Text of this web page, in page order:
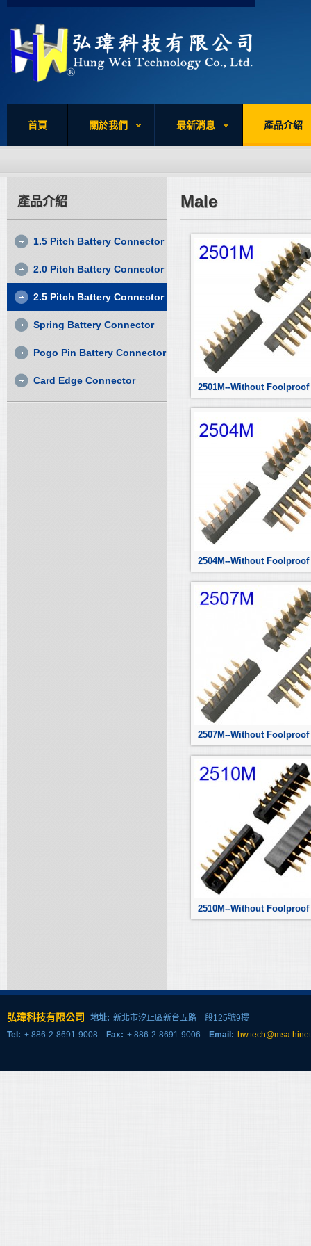
首頁 關於我們 最新消息 產品介紹
產品介紹
1.5 Pitch Battery Connector
2.0 Pitch Battery Connector
2.5 Pitch Battery Connector
Spring Battery Connector
Pogo Pin Battery Connector
Card Edge Connector
Male
弘瑋科技有限公司 地址: 新北市汐止區新台五路一段125號9樓
Tel: + 886-2-8691-9008 Fax: + 886-2-8691-9006 Email: